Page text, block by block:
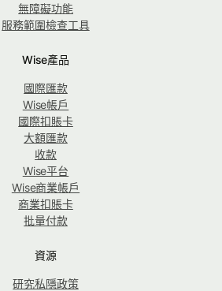
無障礙功能
服務範圍檢查工具
Wise產品
國際匯款
Wise帳戶
國際扣賬卡
大額匯款
收款
Wise平台
Wise商業帳戶
商業扣賬卡
批量付款
資源
研究私隱政策